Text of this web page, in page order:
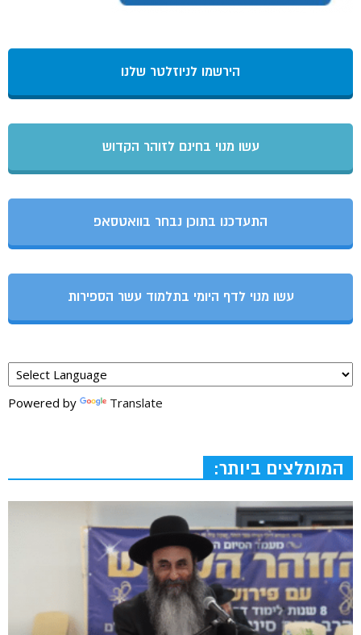
הירשמו לניוזלטר שלנו
עשו מנוי בחינם לזוהר הקדוש
התעדכנו בתוכן נבחר בוואטסאפ
עשו מנוי לדף היומי בתלמוד עשר הספירות
Powered by Translate
המומלצים ביותר: